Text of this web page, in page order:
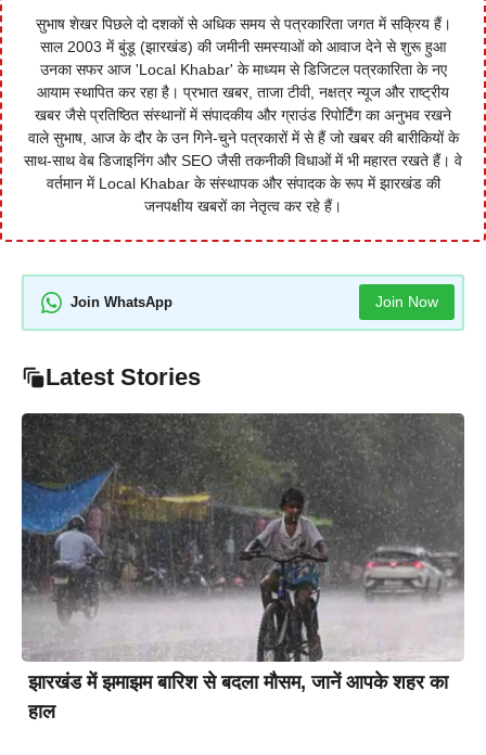
सुभाष शेखर पिछले दो दशकों से अधिक समय से पत्रकारिता जगत में सक्रिय हैं।
साल 2003 में बुंडू (झारखंड) की जमीनी समस्याओं को आवाज देने से शुरू हुआ
उनका सफर आज 'Local Khabar' के माध्यम से डिजिटल पत्रकारिता के नए
आयाम स्थापित कर रहा है। प्रभात खबर, ताजा टीवी, नक्षत्र न्यूज और राष्ट्रीय
खबर जैसे प्रतिष्ठित संस्थानों में संपादकीय और ग्राउंड रिपोर्टिंग का अनुभव रखने
वाले सुभाष, आज के दौर के उन गिने-चुने पत्रकारों में से हैं जो खबर की बारीकियों के
साथ-साथ वेब डिजाइनिंग और SEO जैसी तकनीकी विधाओं में भी महारत रखते हैं। वे
वर्तमान में Local Khabar के संस्थापक और संपादक के रूप में झारखंड की
जनपक्षीय खबरों का नेतृत्व कर रहे हैं।
Join WhatsApp Join Now
Latest Stories
झारखंड में झमाझम बारिश से बदला मौसम, जानें आपके शहर का
हाल